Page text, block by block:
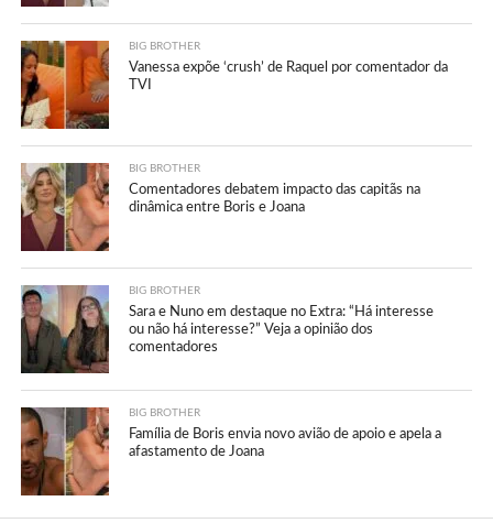
BIG BROTHER
Vanessa expõe ‘crush’ de Raquel por comentador da
TVI
BIG BROTHER
Comentadores debatem impacto das capitãs na
dinâmica entre Boris e Joana
BIG BROTHER
Sara e Nuno em destaque no Extra: “Há interesse
ou não há interesse?” Veja a opinião dos
comentadores
BIG BROTHER
Família de Boris envia novo avião de apoio e apela a
afastamento de Joana